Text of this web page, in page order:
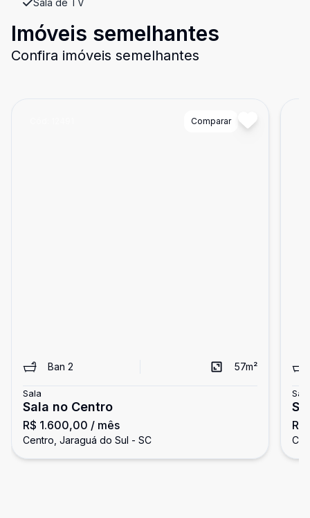
Sala de TV
Imóveis semelhantes
Confira imóveis semelhantes
Comparar
Ban 2 57m²
Sala
Sala no Centro
R$ 1.600,00 / mês
Centro, Jaraguá do Sul - SC
Sala
do